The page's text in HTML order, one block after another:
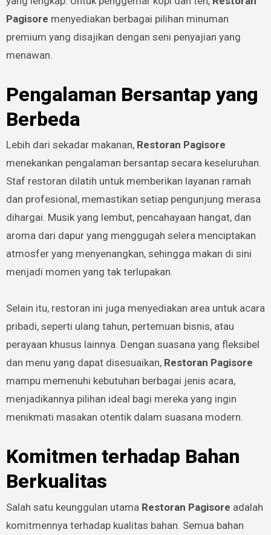
Pagisore menyediakan berbagai pilihan minuman
premium yang disajikan dengan seni penyajian yang
menawan.
Pengalaman Bersantap yang
Berbeda
Lebih dari sekadar makanan, Restoran Pagisore
menekankan pengalaman bersantap secara keseluruhan.
Staf restoran dilatih untuk memberikan layanan ramah
dan profesional, memastikan setiap pengunjung merasa
dihargai. Musik yang lembut, pencahayaan hangat, dan
aroma dari dapur yang menggugah selera menciptakan
atmosfer yang menyenangkan, sehingga makan di sini
menjadi momen yang tak terlupakan.
Selain itu, restoran ini juga menyediakan area untuk acara
pribadi, seperti ulang tahun, pertemuan bisnis, atau
perayaan khusus lainnya. Dengan suasana yang fleksibel
dan menu yang dapat disesuaikan, Restoran Pagisore
mampu memenuhi kebutuhan berbagai jenis acara,
menjadikannya pilihan ideal bagi mereka yang ingin
menikmati masakan otentik dalam suasana modern.
Komitmen terhadap Bahan
Berkualitas
Salah satu keunggulan utama Restoran Pagisore adalah
komitmennya terhadap kualitas bahan. Semua bahan